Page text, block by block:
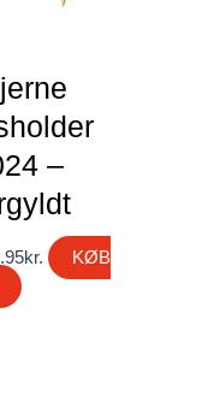
–
kr.
KØB